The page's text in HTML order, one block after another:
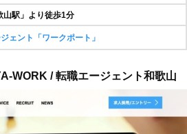
山駅」より徒歩1分
ェント「ワークポート」
WORK / 転職エージェント和歌山